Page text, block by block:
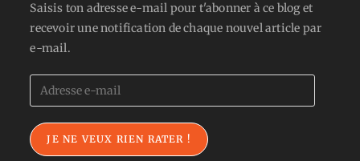
Saisis ton adresse e-mail pour t'abonner à ce blog et
recevoir une notification de chaque nouvel article par
e-mail.
Adresse
e-
mail
JE NE VEUX RIEN RATER !